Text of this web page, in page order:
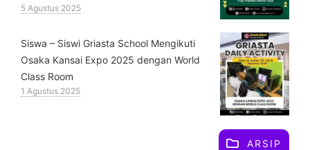
5 Agustus 2025
Siswa – Siswi Griasta School Mengikuti
Osaka Kansai Expo 2025 dengan World
Class Room
1 Agustus 2025
ARSIP